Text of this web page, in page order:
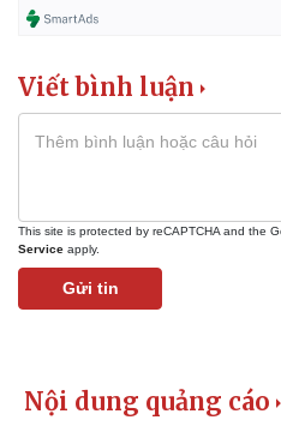
Viết bình luận
This site is protected by reCAPTCHA and the
Service apply.
Gửi tin